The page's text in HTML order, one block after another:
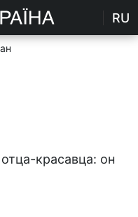
RU
красавца: он